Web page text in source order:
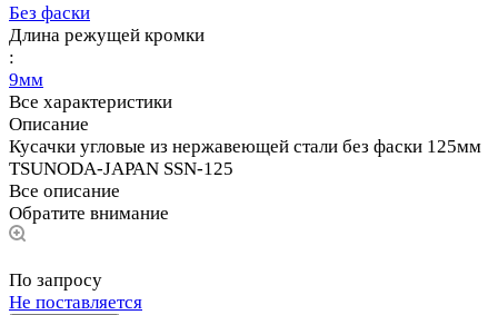
Без фаски
Длина режущей кромки
:
9мм
Все характеристики
Описание
Кусачки угловые из нержавеющей стали без фаски 125мм
TSUNODA-JAPAN SSN-125
Все описание
Обратите внимание
По запросу
Не поставляется